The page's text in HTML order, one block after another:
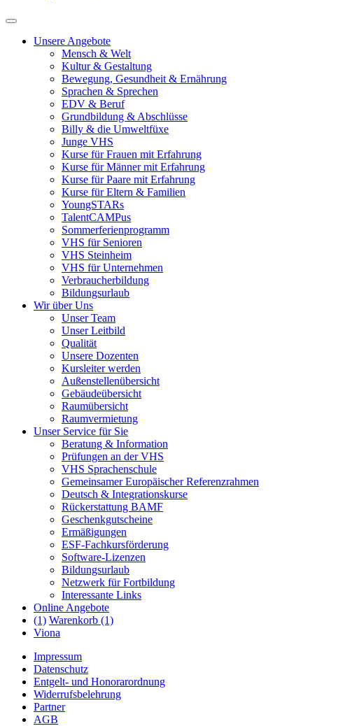
Unsere Angebote
Mensch & Welt
Kultur & Gestaltung
Bewegung, Gesundheit & Ernährung
Sprachen & Sprechen
EDV & Beruf
Grundbildung & Abschlüsse
Billy & die Umweltfüxe
Junge VHS
Kurse für Frauen mit Erfahrung
Kurse für Männer mit Erfahrung
Kurse für Paare mit Erfahrung
Kurse für Eltern & Familien
YoungSTARs
TalentCAMPus
Sommerferienprogramm
VHS für Senioren
VHS Steinheim
VHS für Unternehmen
Verbraucherbildung
Bildungsurlaub
Wir über Uns
Unser Team
Unser Leitbild
Qualität
Unsere Dozenten
Kursleiter werden
Außenstellenübersicht
Gebäudeübersicht
Raumübersicht
Raumvermietung
Unser Service für Sie
Beratung & Information
Prüfungen an der VHS
VHS Sprachenschule
Gemeinsamer Europäischer Referenzrahmen
Deutsch & Integrationskurse
Rückerstattung BAMF
Geschenkgutscheine
Ermäßigungen
ESF-Fachkursförderung
Software-Lizenzen
Bildungsurlaub
Netzwerk für Fortbildung
Interessante Links
Online Angebote
(1) Warenkorb (1)
Viona
Impressum
Datenschutz
Entgelt- und Honorarordnung
Widerrufsbelehrung
Partner
AGB